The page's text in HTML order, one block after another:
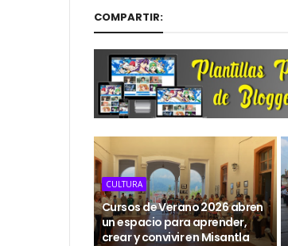
COMPARTIR:
CULTURA
Cursos de Verano 2026 abren
un espacio para aprender,
crear y convivir en Misantla